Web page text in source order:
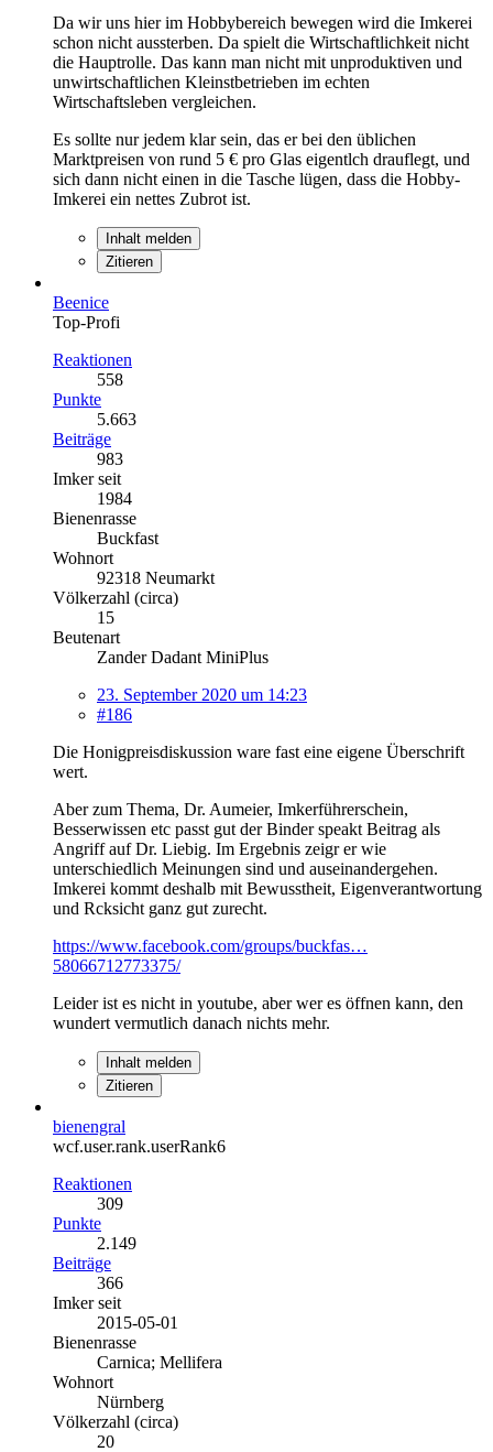
Da wir uns hier im Hobbybereich bewegen wird die Imkerei
schon nicht aussterben. Da spielt die Wirtschaftlichkeit nicht
die Hauptrolle. Das kann man nicht mit unproduktiven und
unwirtschaftlichen Kleinstbetrieben im echten
Wirtschaftsleben vergleichen.
Es sollte nur jedem klar sein, das er bei den üblichen
Marktpreisen von rund 5 € pro Glas eigentlch drauflegt, und
sich dann nicht einen in die Tasche lügen, dass die Hobby-
Imkerei ein nettes Zubrot ist.
Inhalt melden
Zitieren
Beenice
Top-Profi
Reaktionen
558
Punkte
5.663
Beiträge
983
Imker seit
1984
Bienenrasse
Buckfast
Wohnort
92318 Neumarkt
Völkerzahl (circa)
15
Beutenart
Zander Dadant MiniPlus
23. September 2020 um 14:23
#186
Die Honigpreisdiskussion ware fast eine eigene Überschrift
wert.
Aber zum Thema, Dr. Aumeier, Imkerführerschein,
Besserwissen etc passt gut der Binder speakt Beitrag als
Angriff auf Dr. Liebig. Im Ergebnis zeigr er wie
unterschiedlich Meinungen sind und auseinandergehen.
Imkerei kommt deshalb mit Bewusstheit, Eigenverantwortung
und Rcksicht ganz gut zurecht.
https://www.facebook.com/groups/buckfas…
58066712773375/
Leider ist es nicht in youtube, aber wer es öffnen kann, den
wundert vermutlich danach nichts mehr.
Inhalt melden
Zitieren
bienengral
wcf.user.rank.userRank6
Reaktionen
309
Punkte
2.149
Beiträge
366
Imker seit
2015-05-01
Bienenrasse
Carnica; Mellifera
Wohnort
Nürnberg
Völkerzahl (circa)
20